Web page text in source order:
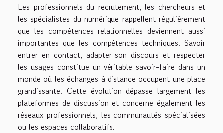
Les professionnels du recrutement, les chercheurs et
les spécialistes du numérique rappellent régulièrement
que les compétences relationnelles deviennent aussi
importantes que les compétences techniques. Savoir
entrer en contact, adapter son discours et respecter
les usages constitue un véritable savoir-faire dans un
monde où les échanges à distance occupent une place
grandissante. Cette évolution dépasse largement les
plateformes de discussion et concerne également les
réseaux professionnels, les communautés spécialisées
ou les espaces collaboratifs.